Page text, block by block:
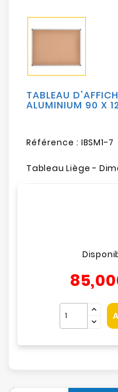
Sécurité
Mobilités
TABLEAU
ALUMINIUM 90 X
Référence : IBSM1-7
Tableau Liège -